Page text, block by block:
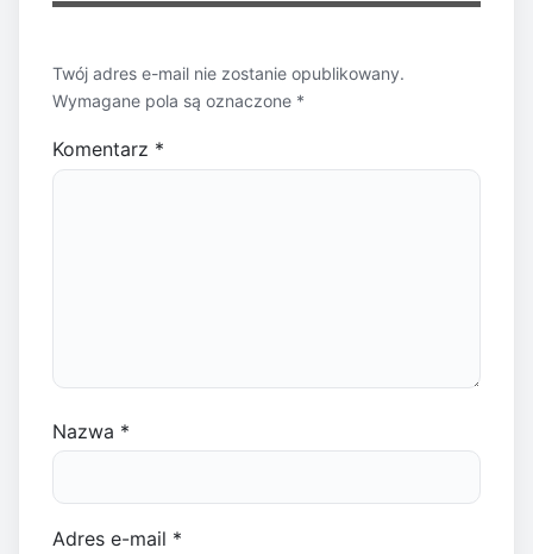
Twój adres e-mail nie zostanie opublikowany.
Wymagane pola są oznaczone *
Komentarz *
Nazwa *
Adres e-mail *